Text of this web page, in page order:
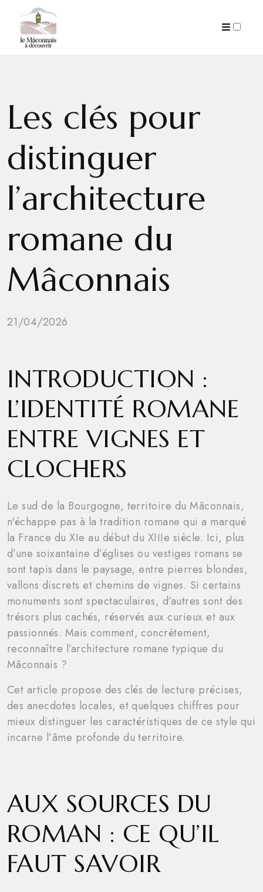
Les clés pour
distinguer
l’architecture
romane du
Mâconnais
21/04/2026
INTRODUCTION :
L’IDENTITÉ ROMANE
ENTRE VIGNES ET
CLOCHERS
Le sud de la Bourgogne, territoire du Mâconnais,
n'échappe pas à la tradition romane qui a marqué
la France du XIe au début du XIIIe siècle. Ici, plus
d’une soixantaine d’églises ou vestiges romans se
sont tapis dans le paysage, entre pierres blondes,
vallons discrets et chemins de vignes. Si certains
monuments sont spectaculaires, d’autres sont des
trésors plus cachés, réservés aux curieux et aux
passionnés. Mais comment, concrètement,
reconnaître l’architecture romane typique du
Mâconnais ?
Cet article propose des clés de lecture précises,
des anecdotes locales, et quelques chiffres pour
mieux distinguer les caractéristiques de ce style qui
incarne l’âme profonde du territoire.
AUX SOURCES DU
ROMAN : CE QU’IL
FAUT SAVOIR